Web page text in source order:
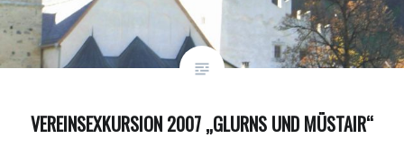
VEREINSEXKURSION 2007 „GLURNS UND MÜSTAIR“